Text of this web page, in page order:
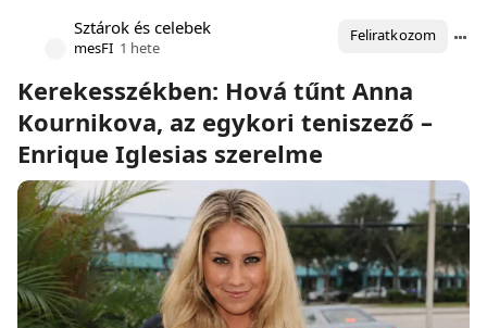
Sztárok és celebek
mesFI 1 hete
Feliratkozom
Kerekesszékben: Hová tűnt Anna
Kournikova, az egykori teniszező –
Enrique Iglesias szerelme